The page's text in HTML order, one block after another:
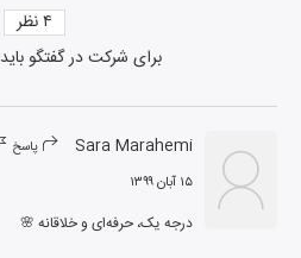
برای شرکت در گفتگو باید
۴نظر
Sara Marahemi پاسخ
۱۵ آبان ۱۳۹۹
درجه یک، حرفه‌ای و خلاقانه 🌸